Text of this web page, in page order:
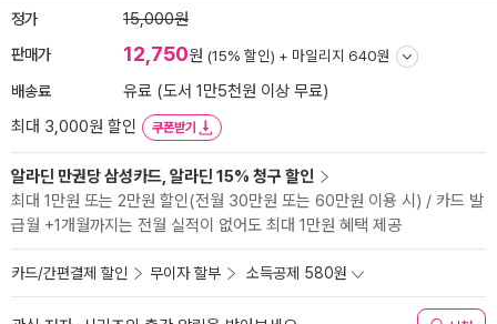
정가 15,000원
판매가 12,750원 (15% 할인) + 마일리지 640원
배송료
유료 (도서 1만5천원 이상 무료)
최대 3,000원 할인
쿠폰받기
알라딘 만권당 삼성카드, 알라딘 15% 청구 할인
최대 1만원 또는 2만원 할인(전월 30만원 또는 60만원 이용 시) / 카드 발
급월 +1개월까지는 전월 실적이 없어도 최대 1만원 혜택 제공
카드/간편결제 할인 무이자 할부 소득공제 580원